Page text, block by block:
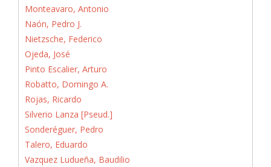
Monteavaro, Antonio
Naón, Pedro J.
Nietzsche, Federico
Ojeda, José
Pinto Escalier, Arturo
Robatto, Domingo A.
Rojas, Ricardo
Silverio Lanza [Pseud.]
Sonderéguer, Pedro
Talero, Eduardo
Vazquez Ludueña, Baudilio